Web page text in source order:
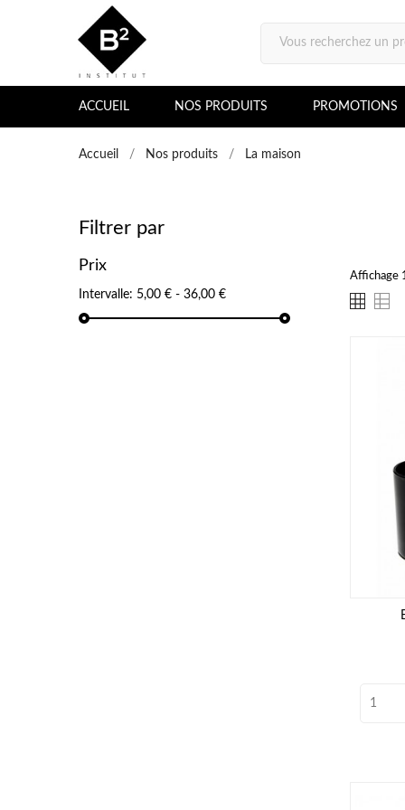
ACCUEIL NOS PRODUITS PROMOTIONS
Accueil Nos produits La maison
Filtrer par
Prix
Intervalle: 5,00 € - 36,00 €
Affichage